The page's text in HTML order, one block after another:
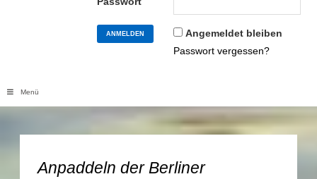
Angemeldet bleiben
Passwort vergessen?
Menü
Anpaddeln der Berliner